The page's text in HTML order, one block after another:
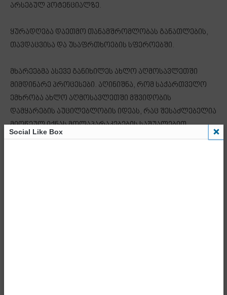
არსებულ პოტენციალზე.
ყურადღება დაეთმო თანამშრომლობას განათლების,
თავდაცვისა და უსაფრთხოების სფეროებში.
მხარეებმა ასევე განიხილეს ახლო აღმოსავლეთში
მიმდინარე პროცესები. აღინიშნა, რომ საქართველო
ემხრობა ახლო აღმოსავლეთში მშვიდობის
დამყარების აუცილებლობის იდეას, რაც შესაძლებელია
მიღწეულ იქნას მოლაპარაკებების საშუალებით
საერთაშორისო საზოგადოების მხარდაჭერით.
Social Like Box